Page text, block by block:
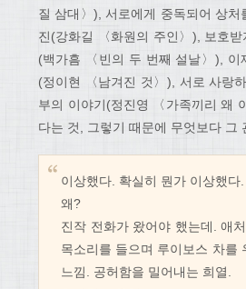
질 삼대〉), 서로에게 중독되어 상
진(강화길 〈화원의 주인〉), 보호
(백가흠 〈빈의 두 번째 설날〉), 이
(정이현 〈남겨진 것〉), 서로 사랑
부의 이야기(정진영 〈가족끼리 왜
다는 것, 그렇기 때문에 무엇보다 그
이상했다. 확실히 뭔가 이상했
왜?
진작 전화가 왔어야 했는데. 애
목소리를 들으며 루이보스 차를
느낌. 공허함을 밀어내는 희열.